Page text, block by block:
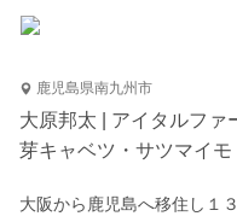
鹿児島県南九州市
大原邦太 | アイタルファ
芽キャベツ・サツマイ
大阪から鹿児島へ移住し１